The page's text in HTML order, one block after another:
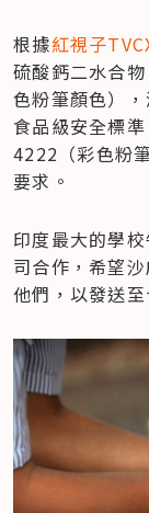
根據紅視子
硫酸鈣二水合
色粉筆顏色）
食品級安全標
4222（彩色粉
要求。
印度最大的學
司合作，希望
他們，以發送